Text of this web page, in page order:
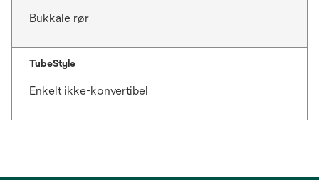
Bukkale rør
TubeStyle
Enkelt ikke-konvertibel